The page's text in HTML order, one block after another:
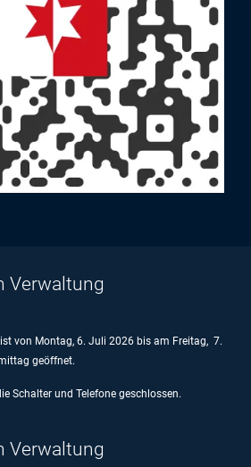
Verwaltung
von Montag, 6. Juli 2026 bis am Freitag, 7.
geöffnet.
Schalter und Telefone geschlossen.
Verwaltung